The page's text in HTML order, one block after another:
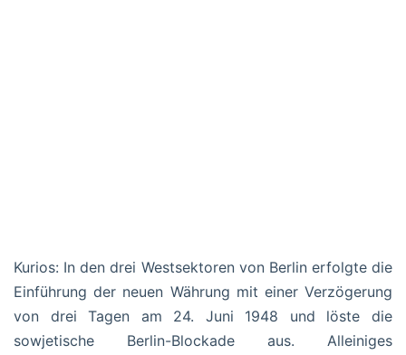
Kurios: In den drei Westsektoren von Berlin erfolgte die
Einführung der neuen Währung mit einer Verzögerung
von drei Tagen am 24. Juni 1948 und löste die
sowjetische Berlin-Blockade aus. Alleiniges